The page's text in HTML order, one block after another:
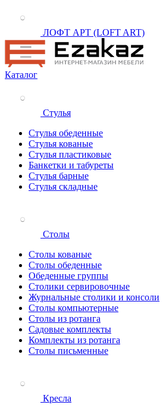
ЛОФТ АРТ (LOFT ART)
Каталог
Стулья
Стулья обеденные
Стулья кованые
Стулья пластиковые
Банкетки и табуреты
Стулья барные
Стулья складные
Столы
Столы кованые
Столы обеденные
Обеденные группы
Столики сервировочные
Журнальные столики и консоли
Столы компьютерные
Столы из ротанга
Садовые комплекты
Комплекты из ротанга
Столы письменные
Кресла